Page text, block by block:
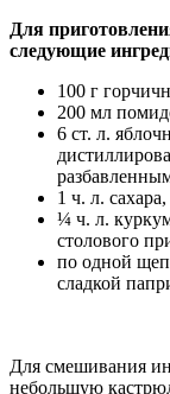
Для
следующие
100 г
200 мл
6 ст. л.
1 ч. л.
¼ ч. л.
столового
по одной
сладкой
Для смешивания
небольшую